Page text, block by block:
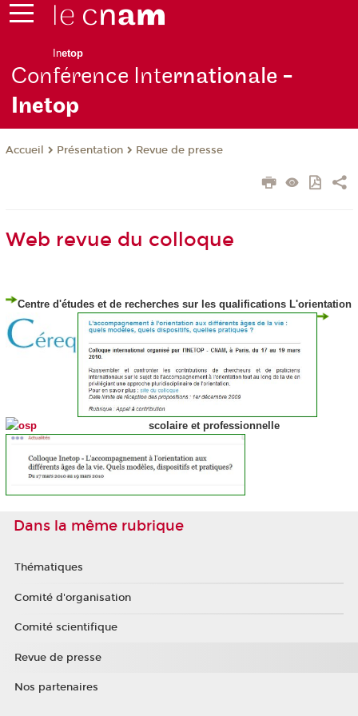
Inetop
Conférence Internationale -
Inetop
Accueil Présentation Revue de presse
Web revue du colloque
Centre d'études et de recherches sur les qualifications L'orientation
scolaire et professionnelle
Dans la même rubrique
Thématiques
Comité d'organisation
Comité scientifique
Revue de presse
Nos partenaires